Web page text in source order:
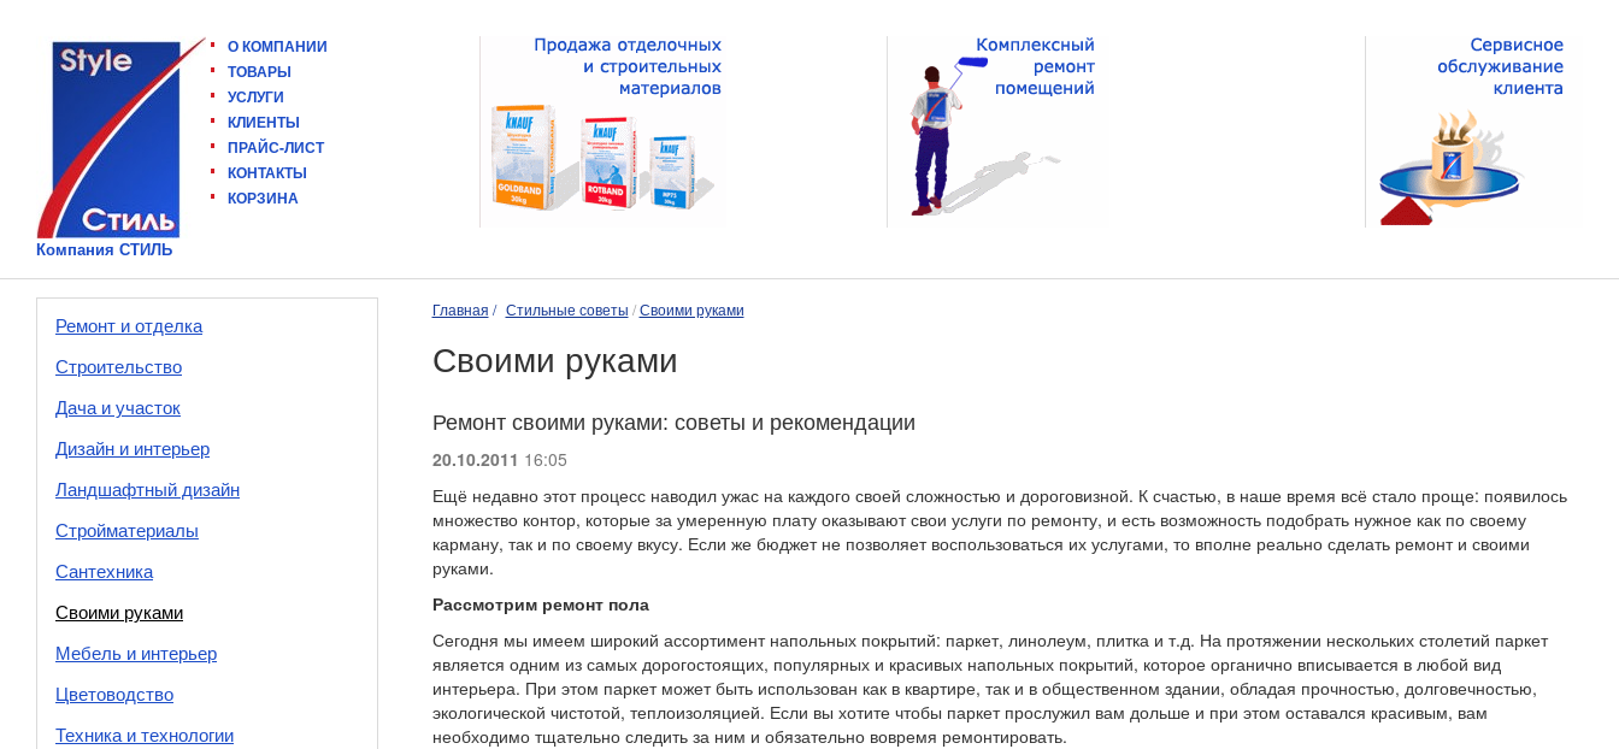
Компания СТИЛЬ
О КОМПАНИИ
ТОВАРЫ
УСЛУГИ
КЛИЕНТЫ
ПРАЙС-ЛИСТ
КОНТАКТЫ
КОРЗИНА
Ремонт и отделка
Строительство
Дача и участок
Дизайн и интерьер
Ландшафтный дизайн
Стройматериалы
Сантехника
Своими руками
Мебель и интерьер
Цветоводство
Техника и технологии
Главная Стильные советы /Своими руками
Своими руками
Ремонт своими руками: советы и рекомендации
20.10.2011 16:05
Ещё недавно этот процесс наводил ужас на каждого своей сложностью и дороговизной. К счастью, в наше время всё стало проще: появилось
множество контор, которые за умеренную плату оказывают свои услуги по ремонту, и есть возможность подобрать нужное как по своему
карману, так и по своему вкусу. Если же бюджет не позволяет воспользоваться их услугами, то вполне реально сделать ремонт и своими
руками.
Рассмотрим ремонт пола
Сегодня мы имеем широкий ассортимент напольных покрытий: паркет, линолеум, плитка и т.д. На протяжении нескольких столетий паркет
является одним из самых дорогостоящих, популярных и красивых напольных покрытий, которое органично вписывается в любой вид
интерьера. При этом паркет может быть использован как в квартире, так и в общественном здании, обладая прочностью, долговечностью,
экологической чистотой, теплоизоляцией. Если вы хотите чтобы паркет прослужил вам дольше и при этом оставался красивым, вам
необходимо тщательно следить за ним и обязательно вовремя ремонтировать.